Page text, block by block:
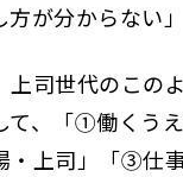
方が分からない
上司世代のこの
て、「①働くうえ
・上司」「③仕